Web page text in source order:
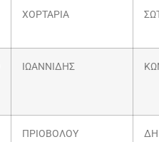
ΧΟΡΤΑΡΙΑ
ΙΩΑΝΝΙΔΗΣ
ΠΡΙΟΒΟΛΟΥ